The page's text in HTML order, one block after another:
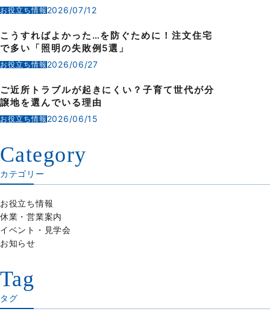
お役立ち情報2026/07/12
こうすればよかった…を防ぐために！注文住宅
で多い「照明の失敗例5選」
お役立ち情報2026/06/27
ご近所トラブルが起きにくい？子育て世代が分
譲地を選んでいる理由
お役立ち情報2026/06/15
Category
カテゴリー
お役立ち情報
休業・営業案内
イベント・見学会
お知らせ
Tag
タグ